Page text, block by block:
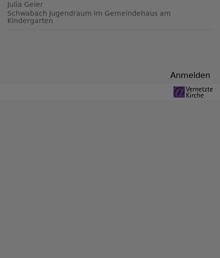
Julia Geier
Schwabach Jugendraum im Gemeindehaus am
Kindergarten
Anmelden